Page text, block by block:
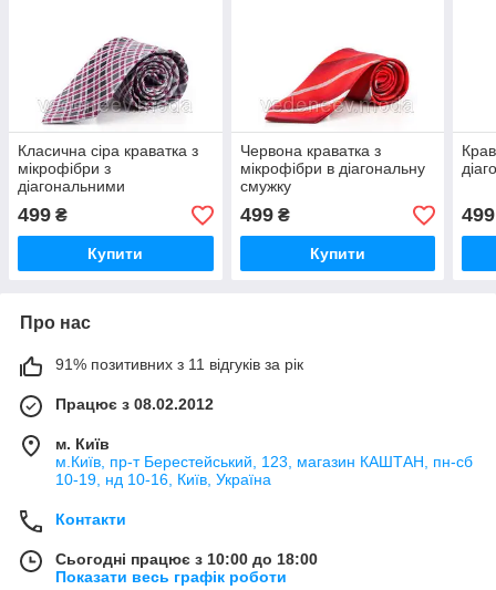
Класична сіра краватка з
мікрофібри з
діагональними
фіолетовими квадратами
499 ₴
Купити
Червона краватка з
мікрофібри в діагональну
смужку
499₴
Купити
499
Про нас
91% позитивних з 11 відгуків за рік
Працює з 08.02.2012
м. Київ
м.Київ, пр-т Берестейський, 123, магазин КАШТАН, пн-сб
10-19, нд 10-16, Київ, Україна
Контакти
Сьогодні працює з 10:00 до 18:00
Показати весь графік роботи